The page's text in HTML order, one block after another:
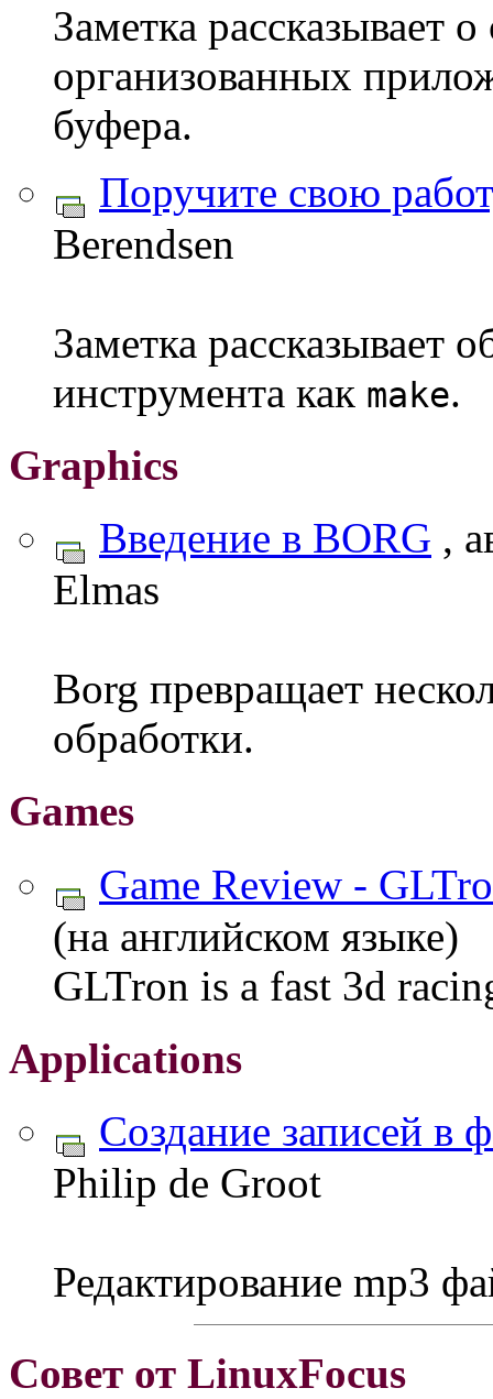
Заметка рассказывает
организованных
буфера.
Поручите свою
Berendsen
Заметка рассказывает
инструмента как make.
Graphics
Введение в BORG ,
Elmas
Borg превращает
обработки.
Games
Game Review -
(на английском языке)
GLTron is a fast 3d
Applications
Создание записей в
Philip de Groot
Редактирование mp3
Совет от LinuxFocus